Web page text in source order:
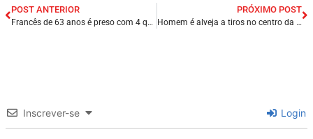
POST ANTERIOR
Francês de 63 anos é preso com 4 quilos de cocaína escondidos na mala no Aeroporto de Natal/RN.
PRÓXIMO POST
Homem é alveja a tiros no centro da cidade Panelas/PE.
Inscrever-se Login